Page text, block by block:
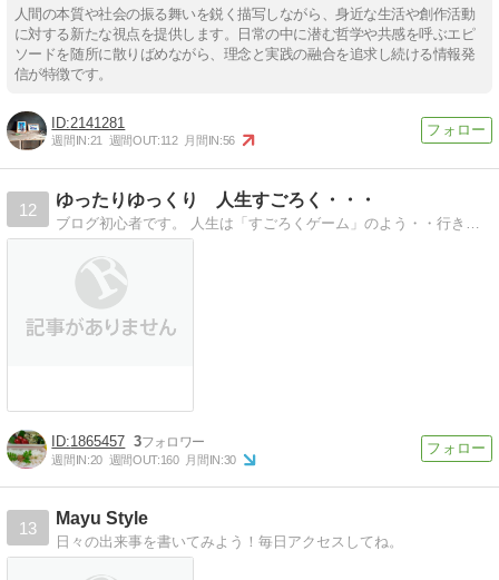
人間の本質や社会の振る舞いを鋭く描写しながら、身近な生活や創作活動
に対する新たな視点を提供します。日常の中に潜む哲学や共感を呼ぶエピ
ソードを随所に散りばめながら、理念と実践の融合を追求し続ける情報発
信が特徴です。
2141281
週間IN:21 週間OUT:112 月間IN:56
12
ゆったりゆっくり 人生すごろく・・・
1865457 3
週間IN:20 週間OUT:160 月間IN:30
13
Mayu Style
日々の出来事を書いてみよう！毎日アクセスしてね。